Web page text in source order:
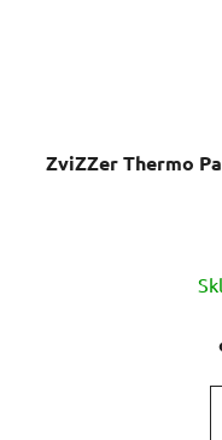
ZviZZer Thermo